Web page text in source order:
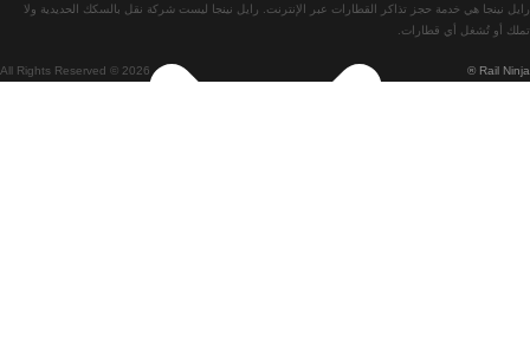
قطارات من مدريد إلى برشلونة Rail Ninja ®
All Rights Reserved © 2026
رايل نينجا هي خدمة حجز تذاكر القطارات عبر الإنترنت. رايل نينجا ليست شركة نقل بالسكك الحديدية ولا
تملك أو تُشغل أي قطارات.